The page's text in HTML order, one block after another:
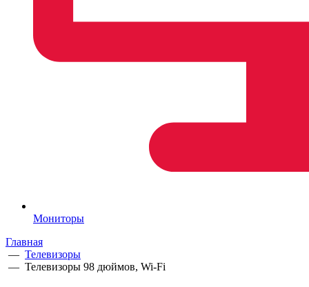
Мониторы
Главная
— Телевизоры
— Телевизоры 98 дюймов, Wi-Fi